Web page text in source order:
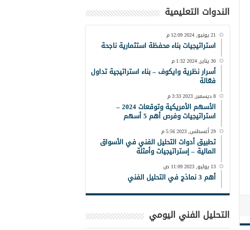
الندوات التعليمية
21 يونيو, 2024 12:09 م
استراتيجيات بناء محفظة استثمارية ناجحة
30 يناير, 2024 1:32 م
أسرار نظرية وايكوف – بناء استراتيجية تداول
فعّالة
8 ديسمبر, 2023 3:33 م
الأسهم الأمريكية وتوقعات 2024 –
استراتيجيات وفرص أهم 5 أسهم
29 أغسطس, 2023 5:56 م
تطبيق أدوات التحليل الفني في الأسواق
المالية – إستراتيجيات وأمثلة
13 يوليو, 2023 11:09 ص
أهم 3 نماذج في التحليل الفني
التحليل الفني اليومي